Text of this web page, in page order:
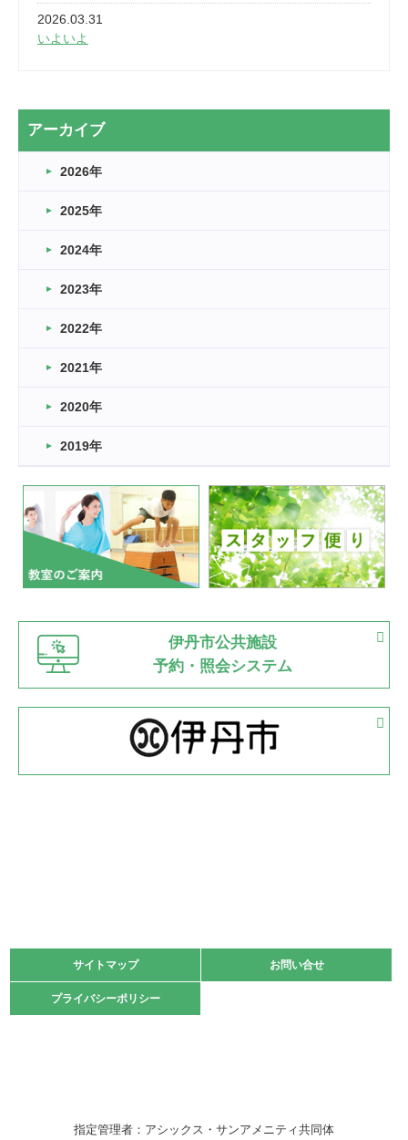
2026.03.31
いよいよ
2026.03.20
なぎなた
2026.03.16
車いすバスケとRくんのお話
卒業・卒園の季節★
2026.03.11
緑ケ丘体育館
2022.11.03
緑ケ丘体育館
いたっぼーる大会☆彡
緑ケ丘体育館
2022.07.03
市内総合体育大会が開始
緑ケ丘体育館 猪名川運動広場
古池運動広場
2022.06.12
県知事杯争奪バレーボール大会が開催
2022.05.05
体育協会長杯 バドミントン競技の部
2022.05.22
緑ケ丘体育館
2021.10.23
卓球選手権大会ラージボールの部開催☆
伊丹市総合体育大会 バレーボール大会が開催されました
アーカイブ
2026年
2025年
2024年
2023年
2022年
2021年
2020年
2019年
伊丹市公共施設
予約・照会システム
サイトマップ お問い合せ
プライバシーポリシー
サイトマップ お問い合せ
プライバシーポリシー
指定管理者：アシックス・サンアメニティ共同体